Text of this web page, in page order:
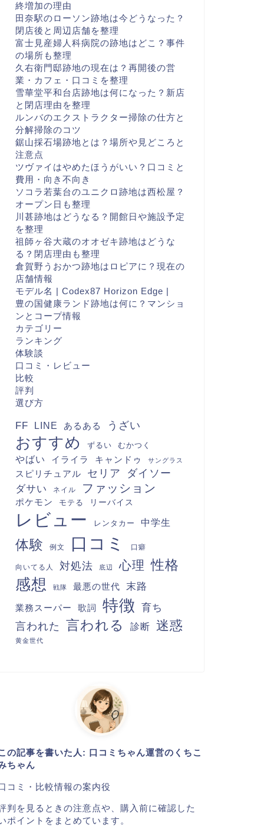
終増加の理由
田奈駅のローソン跡地は今どうなった？
閉店後と周辺店舗を整理
富士見産婦人科病院の跡地はどこ？事件
の場所も整理
久右衛門邸跡地の現在は？再開後の営
業・カフェ・口コミを整理
雪華堂平和台店跡地は何になった？新店
と閉店理由を整理
ルンバのエクストラクター掃除の仕方と
分解掃除のコツ
鋸山採石場跡地とは？場所や見どころと
注意点
ツヴァイはやめたほうがいい？口コミと
費用・向き不向き
ソコラ若葉台のユニクロ跡地は西松屋？
オープン日も整理
川甚跡地はどうなる？開館日や施設予定
を整理
祖師ヶ谷大蔵のオオゼキ跡地はどうな
る？閉店理由も整理
倉賀野うおかつ跡地はロピアに？現在の
店舗情報
モデル名 | Codex87 Horizon Edge |
豊の国健康ランド跡地は何に？マンショ
ンとコープ情報
カテゴリー
ランキング
体験談
口コミ・レビュー
比較
評判
選び方
FF LINE あるある うざい
おすすめ ずるい むかつく
やばい イライラ キャンドゥ サングラス
スピリチュアル セリア
ダイソー
ダサい
ネイル ファッション
ポケモン モテる リーバイス
レビュー レンタカー 中学生
体験 例文 口コミ 口癖
向いてる人 対処法 底辺 心理 性格
感想 戦隊 最悪の世代 末路
業務スーパー 歌詞 特徴 育ち
言われた 言われる 診断 迷惑
黄金世代
の記事を書いた人: 口コミちゃん運営のくちこ
ちゃん
コミ・比較情報の案内役
判を見るときの注意点や、購入前に確認した
ポイントをまとめています。